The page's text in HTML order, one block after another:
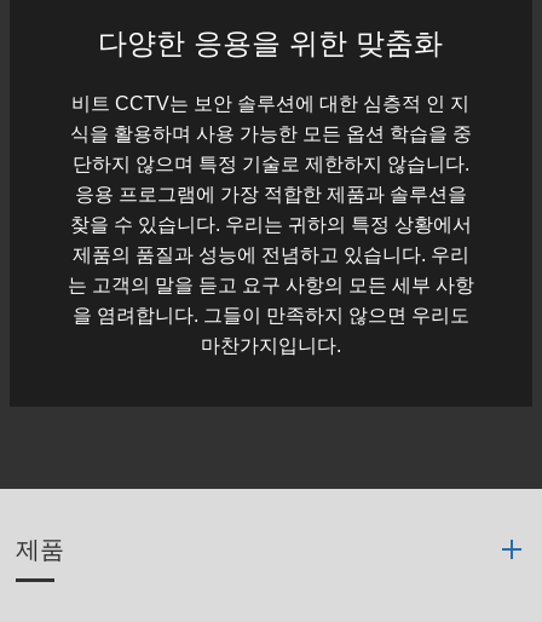
다양한 응용을 위한 맞춤화
비트 CCTV는 보안 솔루션에 대한 심층적 인 지
식을 활용하며 사용 가능한 모든 옵션 학습을 중
단하지 않으며 특정 기술로 제한하지 않습니다.
응용 프로그램에 가장 적합한 제품과 솔루션을
찾을 수 있습니다. 우리는 귀하의 특정 상황에서
제품의 품질과 성능에 전념하고 있습니다. 우리
는 고객의 말을 듣고 요구 사항의 모든 세부 사항
을 염려합니다. 그들이 만족하지 않으면 우리도
마찬가지입니다.
제품